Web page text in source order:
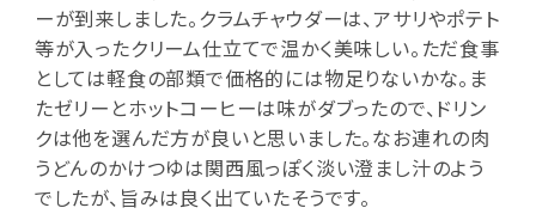
ーが到来しました。クラムチャウダーは、アサリやポテト
等が入ったクリーム仕立てで温かく美味しい。ただ食事
としては軽食の部類で価格的には物足りないかな。ま
たゼリーとホットコーヒーは味がダブったので、ドリン
クは他を選んだ方が良いと思いました。なお連れの肉
うどんのかけつゆは関西風っぽく淡い澄まし汁のよう
でしたが、旨みは良く出ていたそうです。